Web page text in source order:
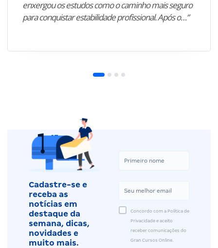
enxergou os estudos como o caminho mais seguro
para conquistar estabilidade profissional. Após o…”
Cadastre-se e
receba as
notícias em
destaque da
semana, dicas,
novidades e
muito mais.
Concordo com a Política de
Privacidade e aceito
receber comunicações do
Gran Cursos Online.